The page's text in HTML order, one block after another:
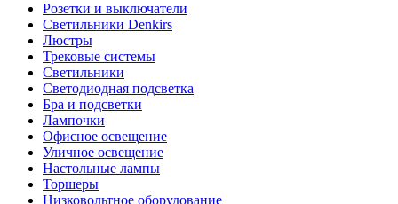
Розетки и выключатели
Светильники Denkirs
Люстры
Трековые системы
Светильники
Светодиодная подсветка
Бра и подсветки
Лампочки
Офисное освещение
Уличное освещение
Настольные лампы
Торшеры
Низковольтное оборудование